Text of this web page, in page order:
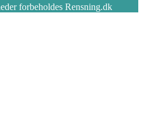
forbeholdes Rensning.dk